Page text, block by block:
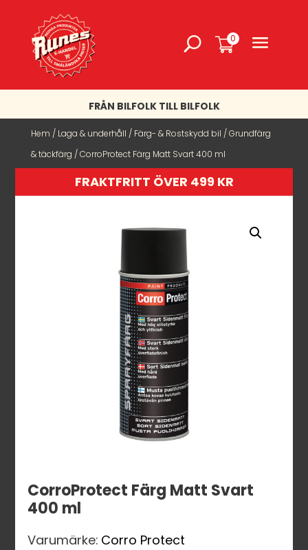
0
FRÅN BILFOLK TILL BILFOLK
Hem / Laga & underhåll / Färg- & Rostskydd bil /Grundfärg
& täckfärg / CorroProtect Färg Matt Svart 400 ml
FRAKTFRITT ÖVER 499 KR
CorroProtect Färg Matt Svart
400 ml
Varumärke: Corro Protect